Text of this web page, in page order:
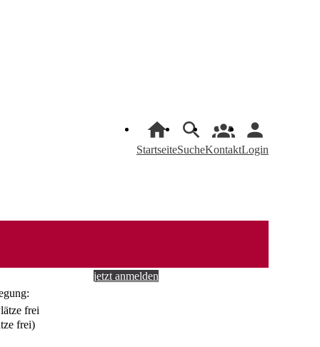
StartseiteSucheKontaktLogin
jetzt anmelden
frei)